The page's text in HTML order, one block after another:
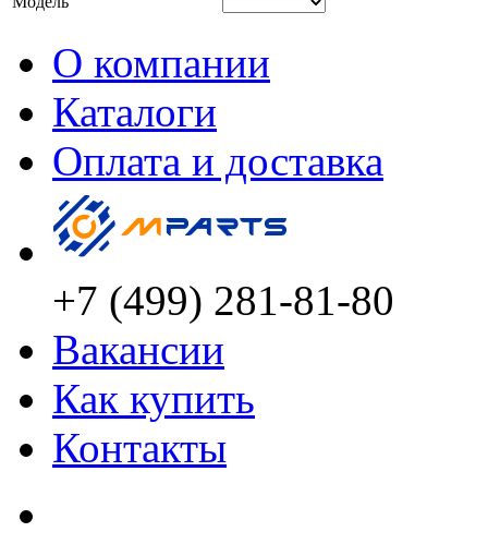
О компании
Каталоги
Оплата и доставка
+7 (499) 281-81-80
Вакансии
Как купить
Контакты